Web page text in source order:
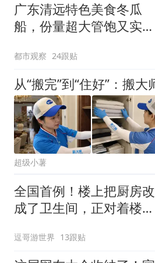
广东清远特色美食冬瓜
船，份量超大管饱又实
冬瓜餐也是蛮厉害的
都市观察 24跟贴
超级小薯
全国首例！楼上把厨房改
成了卫生间，正对着楼下
逗哥游世界 13跟贴